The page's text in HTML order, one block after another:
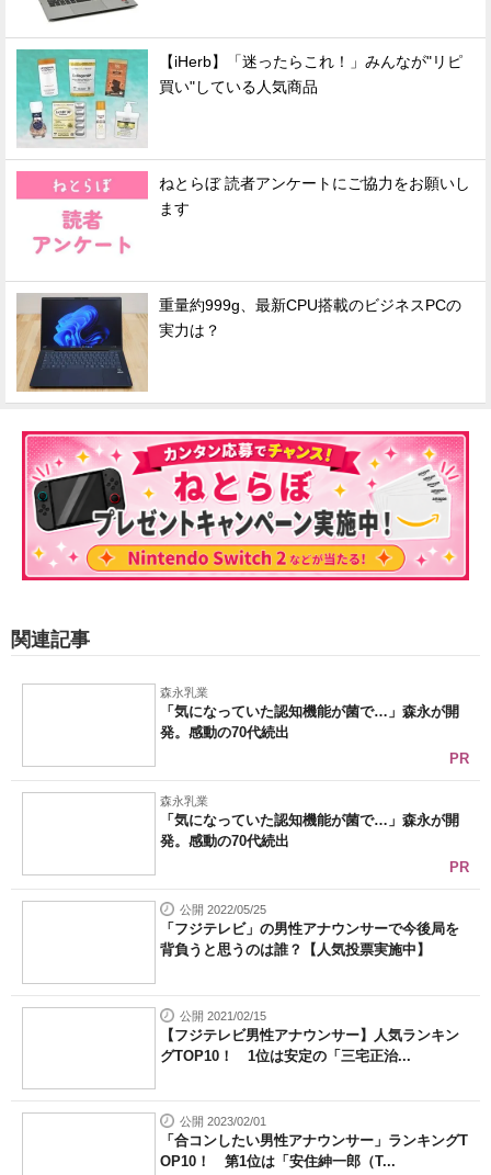
【iHerb】「迷ったらこれ！」みんなが"リピ
買い"している人気商品
ねとらぼ 読者アンケートにご協力をお願いし
ます
重量約999g、最新CPU搭載のビジネスPCの
実力は？
関連記事
森永乳業
「気になっていた認知機能が菌で…」森永が開
発。感動の70代続出
PR
森永乳業
「気になっていた認知機能が菌で…」森永が開
発。感動の70代続出
PR
公開 2022/05/25
「フジテレビ」の男性アナウンサーで今後局を
背負うと思うのは誰？【人気投票実施中】
公開 2021/02/15
【フジテレビ男性アナウンサー】人気ランキン
グTOP10！ 1位は安定の「三宅正治...
公開 2023/02/01
「合コンしたい男性アナウンサー」ランキングT
OP10！ 第1位は「安住紳一郎（T...